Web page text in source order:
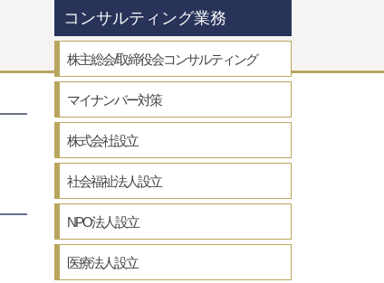
コンサルティング業務
株主総会/取締役会コンサルティング
マイナンバー対策
株式会社設立
社会福祉法人設立
NPO法人設立
医療法人設立